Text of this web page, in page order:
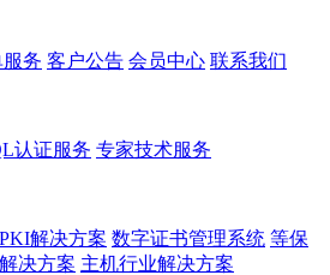
务 客户公告 会员中心 联系我们
认证服务 专家技术服务
PKI解决方案 数字证书管理系统 等保
决方案 主机行业解决方案